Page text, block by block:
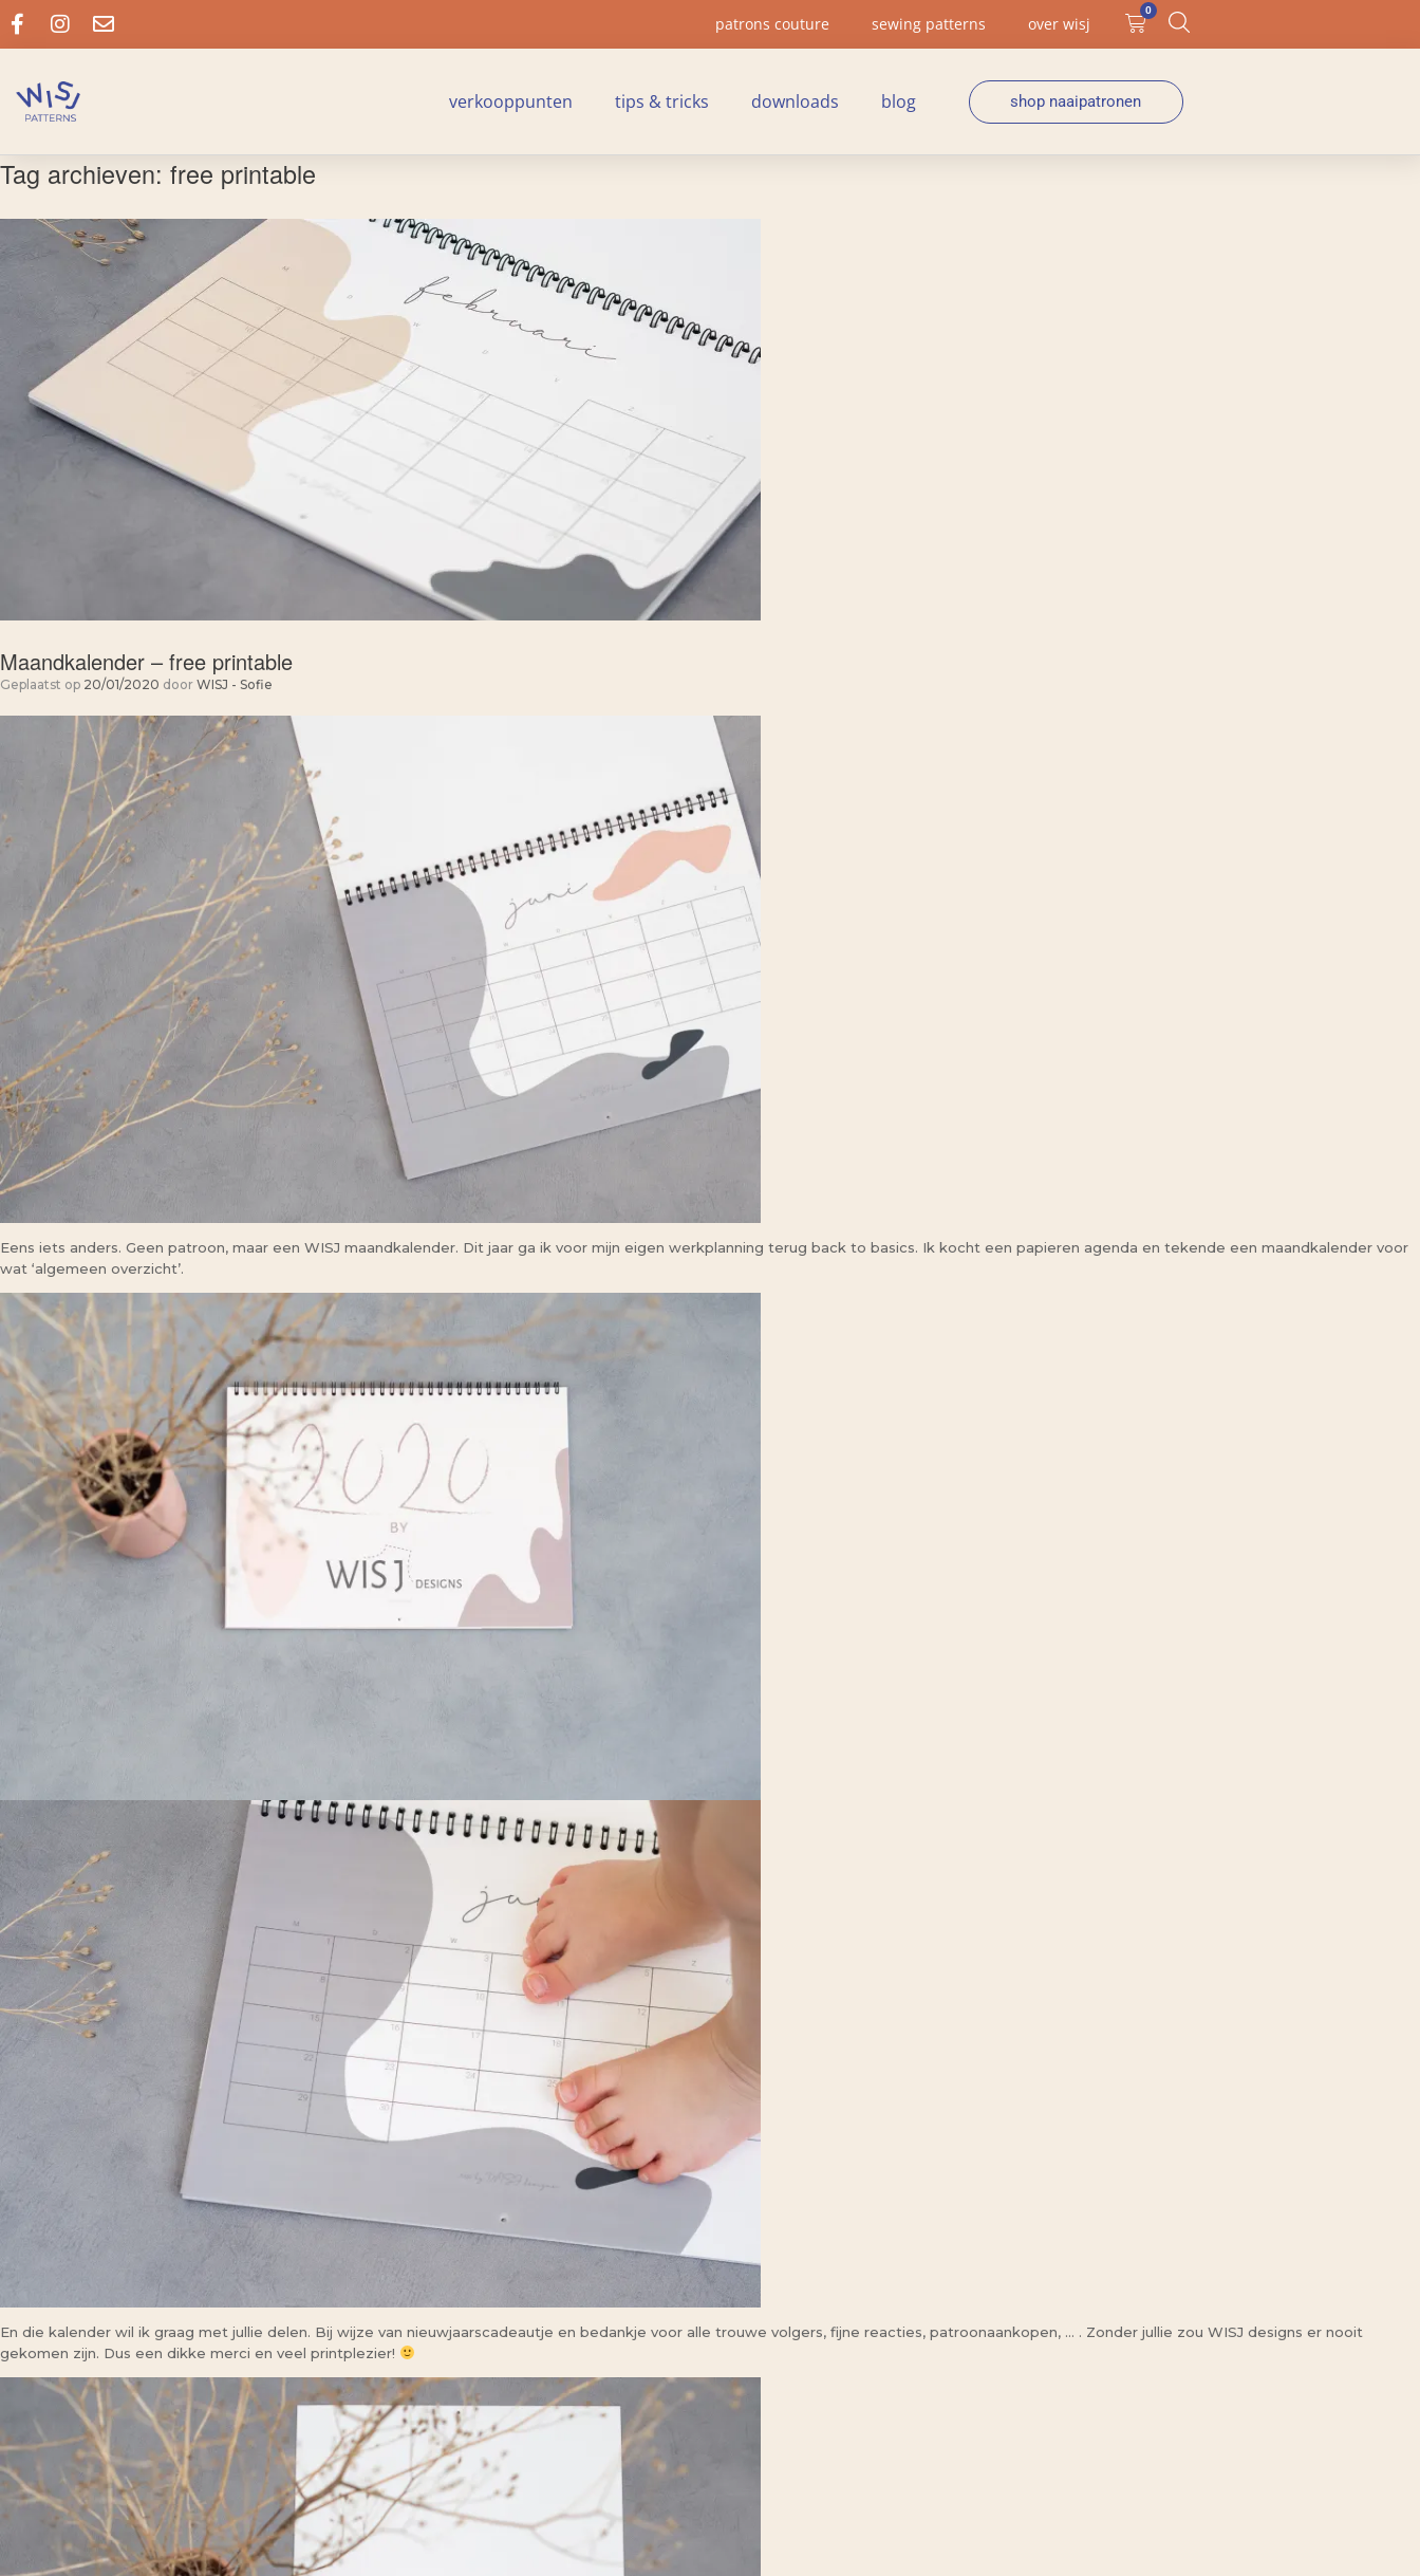
patrons couture sewing patterns over wisj
0
verkooppunten tips & tricks downloads blog shop naaipatronen
Tag archieven: free printable
Maandkalender – free printable
Geplaatst op 20/01/2020 door WISJ - Sofie
Eens iets anders. Geen patroon, maar een WISJ maandkalender. Dit jaar ga ik voor mijn eigen werkplanning terug back to basics. Ik kocht een papieren agenda en tekende een maandkalender voor
wat ‘algemeen overzicht’.
En die kalender wil ik graag met jullie delen. Bij wijze van nieuwjaarscadeautje en bedankje voor alle trouwe volgers, fijne reacties, patroonaankopen, … . Zonder jullie zou WISJ designs er nooit
gekomen zijn. Dus een dikke merci en veel printplezier!